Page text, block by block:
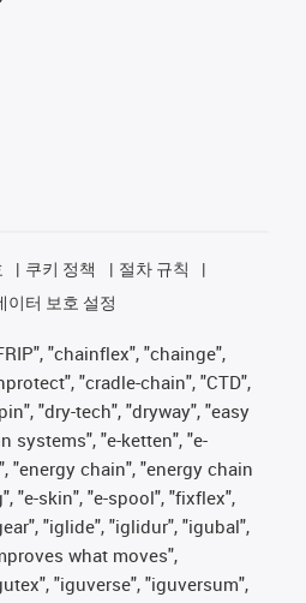
쿠키 정책
절차 규칙
이터 보호 설정
"chainflex", "chainge",
"cradle-chain", "CTD",
"dry-tech", "dryway", "easy
systems", "e-ketten", "e-
"energy chain", "energy chain
"e-skin", "e-spool", "fixflex",
"iglide", "iglidur", "igubal",
what moves",
"iguverse", "iguversum",